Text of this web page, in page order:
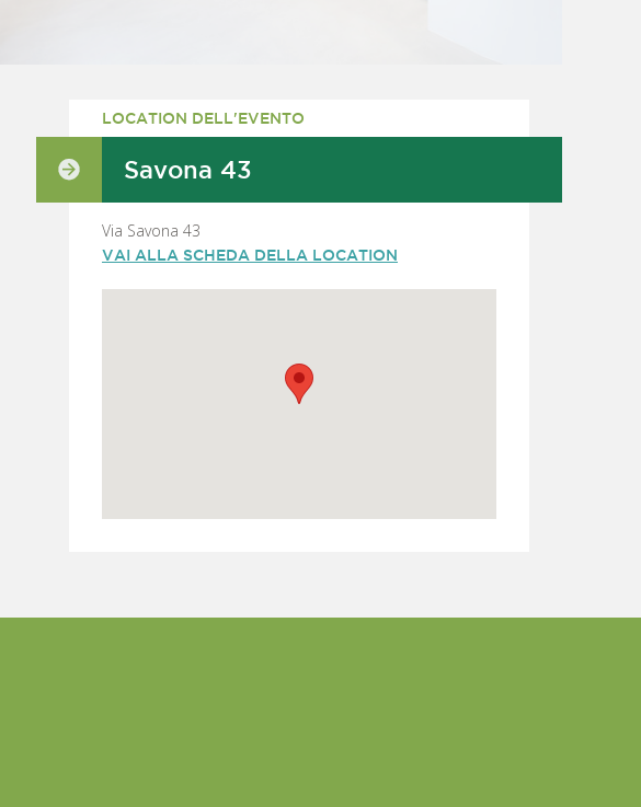
LOCATION DELL'EVENTO
Savona 43
Via Savona 43
VAI ALLA SCHEDA DELLA LOCATION